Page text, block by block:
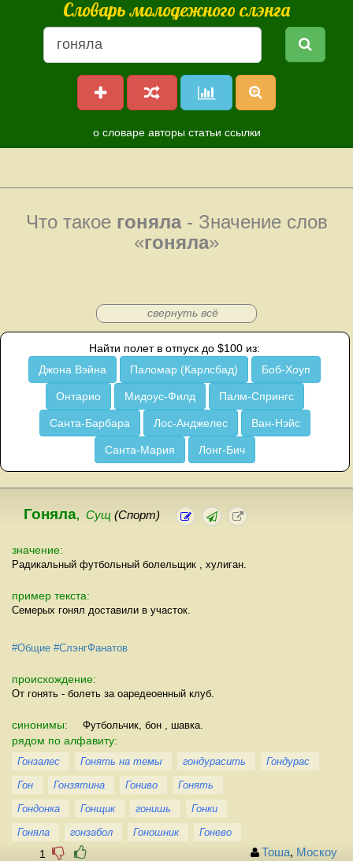
Словарь молодежного слэнга
о словаре авторы статьи ссылки
Что такое гоняла- Значение слов
«гоняла»
свернуть всё
Найти полет в отпуск до $100 из:
Джона Вэйна
Паломар (Карлсбад) Боб-Хоуп
Онтарио Мидоус-Филд Палм-Спрингс
Санта-Барбара Лос-Анджелес Ван-Нэйс
Санта-Мария Лонг-Бич
Гоняла, Сущ (Спорт)
значение:
Радикальный футбольный болельщик , хулиган.
пример текста:
Семерых гонял доставили в участок.
#Общие #СлэнгФанатов
происхождение:
От гонять - болеть за оаредеоенный клуб.
синонимы: Футбольчик, бон , шавка.
рядом по алфавиту:
Гонзалес Гонять на темы гондурасить
Гондурас
Гон
Гонзятина Гониво
Гонять
Гондонка
Гонщик гонишь
Гонки
Гоняла
гонзабол Гоношник Гонево
1 Тоша, Москоу